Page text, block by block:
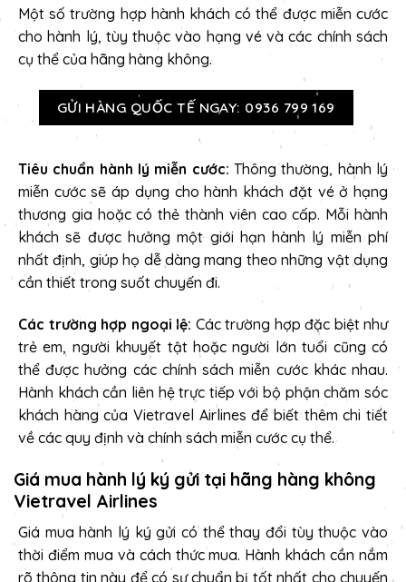
Một số trường hợp hành khách có thể được miễn cước
cho hành lý, tùy thuộc vào hạng vé và các chính sách
cụ thể của hãng hàng không.
GỬI HÀNG QUỐC TẾ NGAY: 0936 799 169
Tiêu chuẩn hành lý miễn cước: Thông thường, hành lý
miễn cước sẽ áp dụng cho hành khách đặt vé ở hạng
thương gia hoặc có thẻ thành viên cao cấp. Mỗi hành
khách sẽ được hưởng một giới hạn hành lý miễn phí
nhất định, giúp họ dễ dàng mang theo những vật dụng
cần thiết trong suốt chuyến đi.
Các trường hợp ngoại lệ: Các trường hợp đặc biệt như
trẻ em, người khuyết tật hoặc người lớn tuổi cũng có
thể được hưởng các chính sách miễn cước khác nhau.
Hành khách cần liên hệ trực tiếp với bộ phận chăm sóc
khách hàng của Vietravel Airlines để biết thêm chi tiết
về các quy định và chính sách miễn cước cụ thể.
Giá mua hành lý ký gửi tại hãng hàng không
Vietravel Airlines
Giá mua hành lý ký gửi có thể thay đổi tùy thuộc vào
thời điểm mua và cách thức mua. Hành khách cần nắm
rõ thông tin này để có sự chuẩn bị tốt nhất cho chuyến